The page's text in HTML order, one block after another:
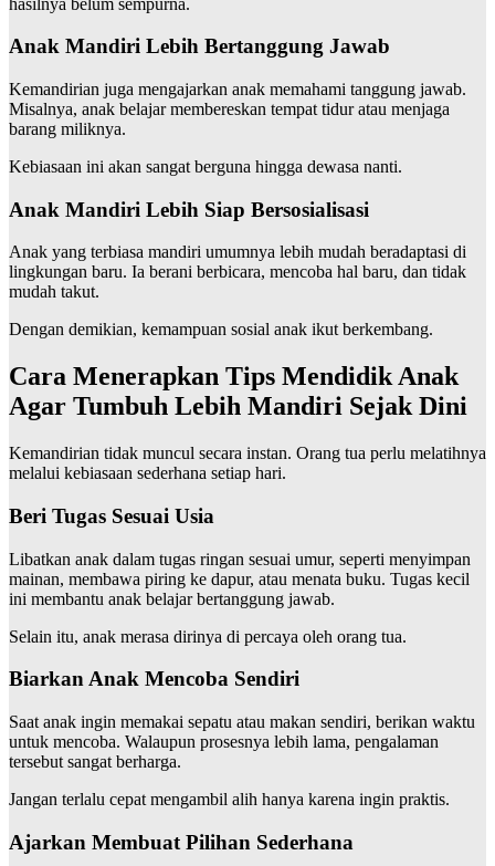
Anak Mandiri Lebih Bertanggung Jawab
Kemandirian juga mengajarkan anak memahami tanggung jawab.
Misalnya, anak belajar membereskan tempat tidur atau menjaga
barang miliknya.
Kebiasaan ini akan sangat berguna hingga dewasa nanti.
Anak Mandiri Lebih Siap Bersosialisasi
Anak yang terbiasa mandiri umumnya lebih mudah beradaptasi di
lingkungan baru. Ia berani berbicara, mencoba hal baru, dan tidak
mudah takut.
Dengan demikian, kemampuan sosial anak ikut berkembang.
Cara Menerapkan Tips Mendidik Anak
Agar Tumbuh Lebih Mandiri Sejak Dini
Kemandirian tidak muncul secara instan. Orang tua perlu melatihnya
melalui kebiasaan sederhana setiap hari.
Beri Tugas Sesuai Usia
Libatkan anak dalam tugas ringan sesuai umur, seperti menyimpan
mainan, membawa piring ke dapur, atau menata buku. Tugas kecil
ini membantu anak belajar bertanggung jawab.
Selain itu, anak merasa dirinya di percaya oleh orang tua.
Biarkan Anak Mencoba Sendiri
Saat anak ingin memakai sepatu atau makan sendiri, berikan waktu
untuk mencoba. Walaupun prosesnya lebih lama, pengalaman
tersebut sangat berharga.
Jangan terlalu cepat mengambil alih hanya karena ingin praktis.
Ajarkan Membuat Pilihan Sederhana